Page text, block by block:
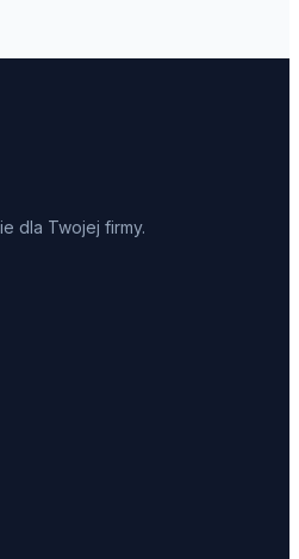
dla Twojej firmy.